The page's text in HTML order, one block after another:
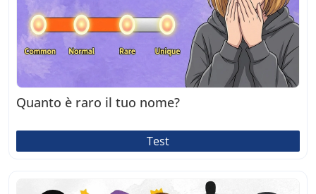
Quanto è raro il tuo nome?
Test